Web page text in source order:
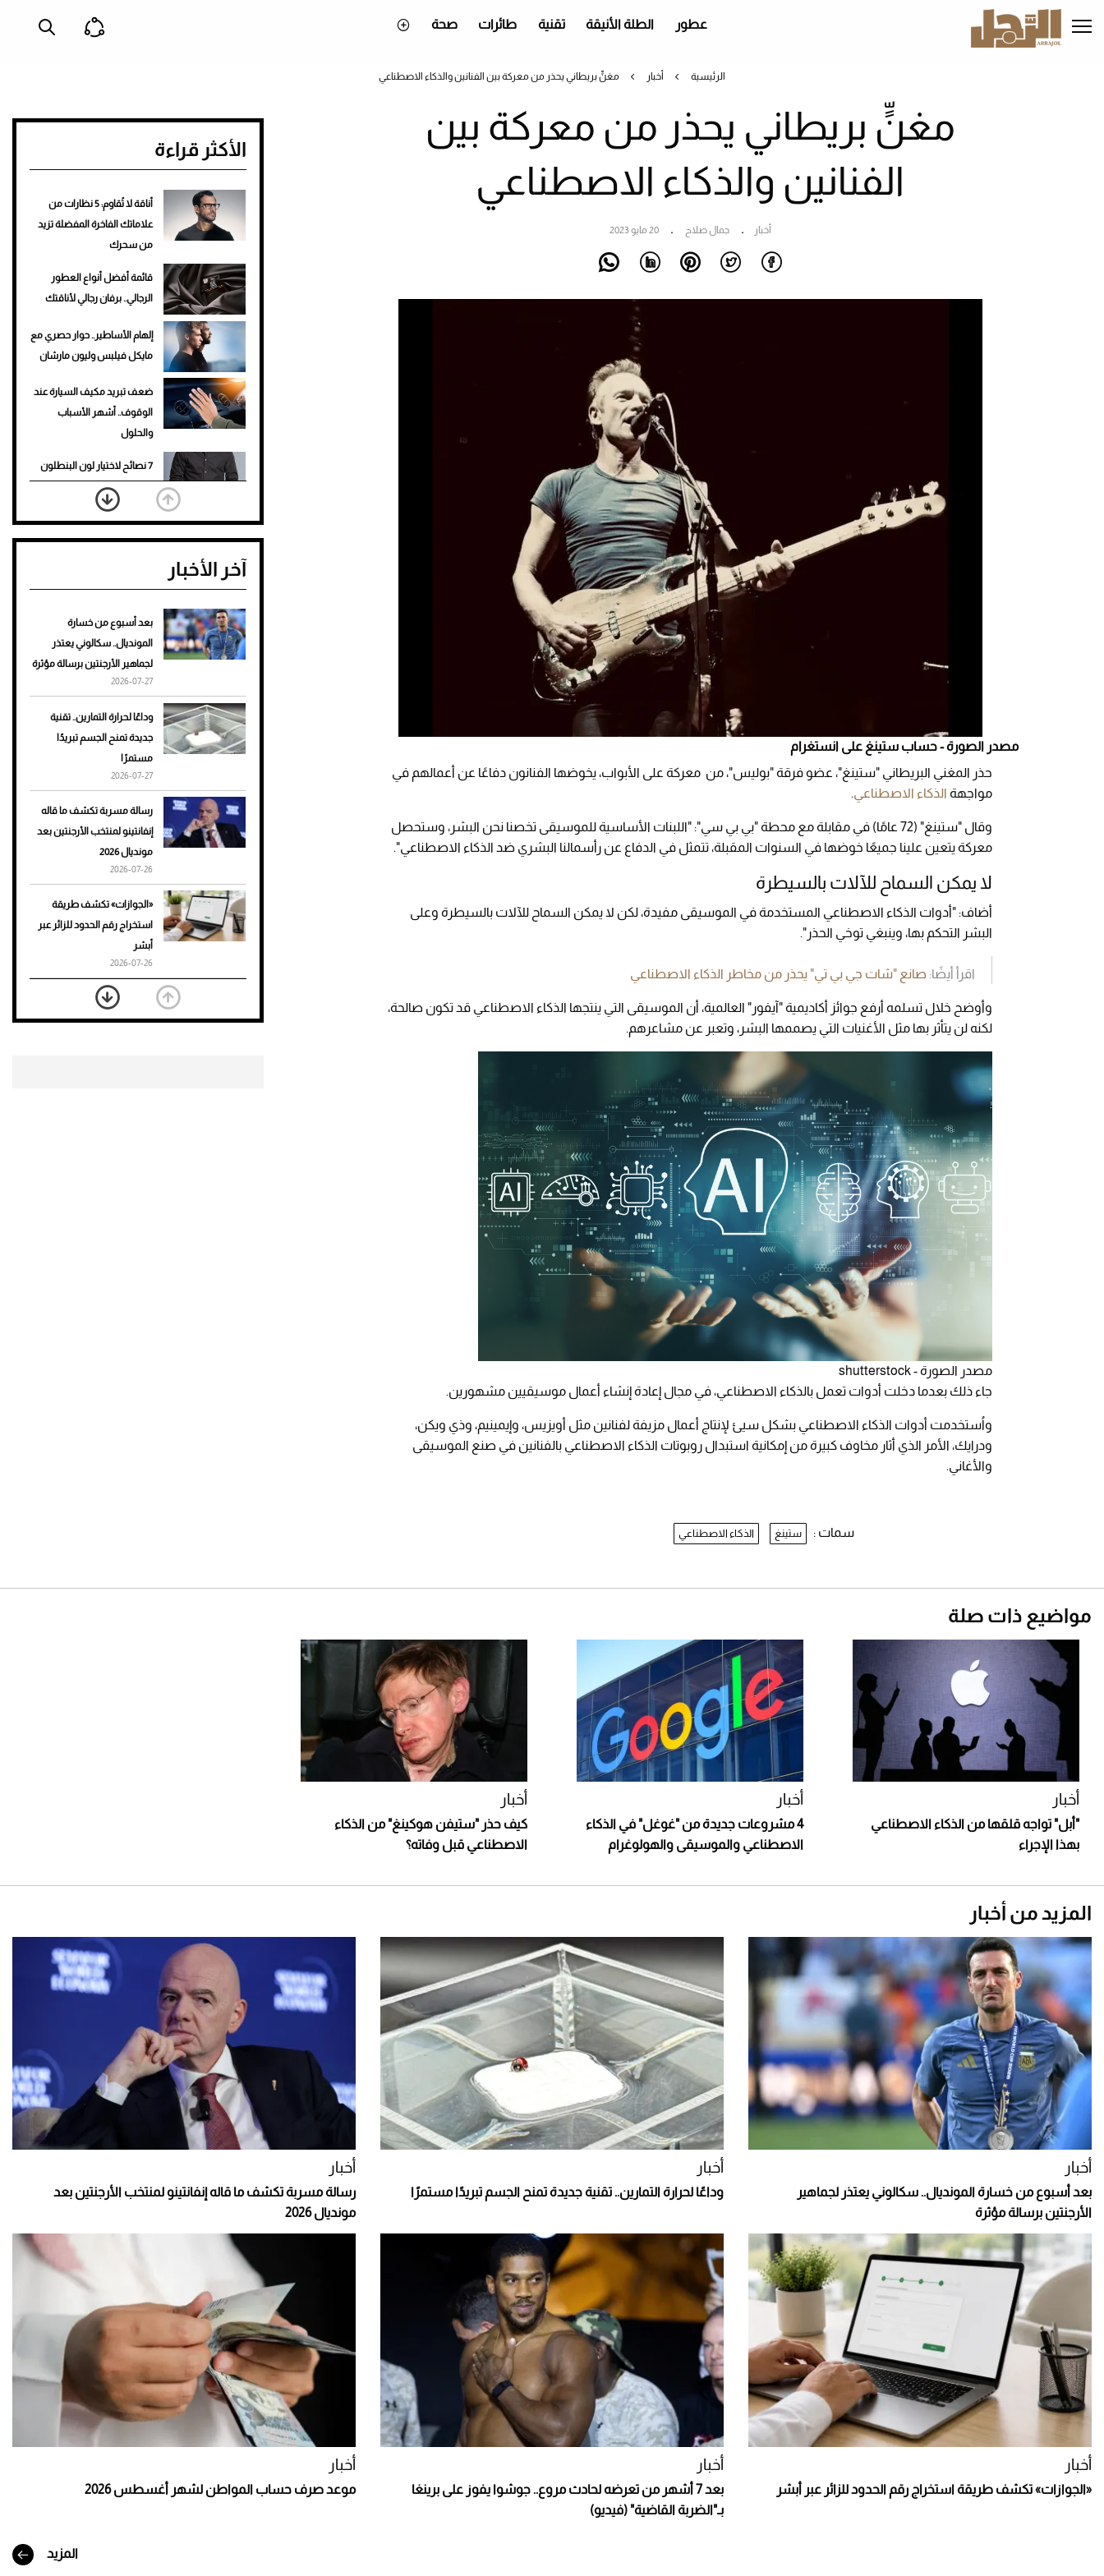
إلى
المحتوى
عطور الطلة الأنيقة تقنية طائرات صحة
الرئيسية أخبار مغنٍّ بريطاني يحذر من معركة بين الفنانين والذكاء الاصطناعي
مغنٍّ بريطاني يحذر من معركة بين
الفنانين والذكاء الاصطناعي
أخبار جمال صلاح 20 مايو 2023
مصدر الصورة - حساب ستينغ على انستغرام
حذر المغني البريطاني "ستينغ"، عضو فرقة "بوليس"، من معركة على الأبواب، يخوضها الفنانون دفاعًا عن أعمالهم في
مواجهة الذكاء الاصطناعي.
وقال "ستينغ" (72 عامًا) في مقابلة مع محطة "بي بي سي": "اللبنات الأساسية للموسيقى تخصنا نحن البشر، وستحصل
معركة يتعين علينا جميعًا خوضها في السنوات المقبلة، تتمثل في الدفاع عن رأسمالنا البشري ضد الذكاء الاصطناعي".
لا يمكن السماح للآلات بالسيطرة
أضاف: "أدوات الذكاء الاصطناعي المستخدمة في الموسيقى مفيدة، لكن لا يمكن السماح للآلات بالسيطرة وعلى
البشر التحكم بها، وينبغي توخي الحذر".
اقرأ أيضًا: صانع "شات جي بي تي" يحذر من مخاطر الذكاء الاصطناعي
وأوضح خلال تسلمه أرفع جوائز أكاديمية "آيفور" العالمية، أن الموسيقى التي ينتجها الذكاء الاصطناعي قد تكون صالحة،
لكنه لن يتأثر بها مثل الأغنيات التي يصممها البشر، وتعبر عن مشاعرهم.
مصدر الصورة - shutterstock
جاء ذلك بعدما دخلت أدوات تعمل بالذكاء الاصطناعي، في مجال إعادة إنشاء أعمال موسيقيين مشهورين.
واُستخدمت أدوات الذكاء الاصطناعي بشكل سيئ لإنتاج أعمال مزيفة لفنانين مثل أويزيس، وإيمينيم، وذي ويكن،
ودرايك، الأمر الذي أثار مخاوف كبيرة من إمكانية استبدال روبوتات الذكاء الاصطناعي بالفنانين في صنع الموسيقى
والأغاني.
الأكثر قراءة
أناقة لا تُقاوم: 5 نظارات من
علاماتك الفاخرة المفضلة تزيد
من سحرك
قائمة أفضل أنواع العطور
الرجالي.. برفان رجالي لأناقتك
إلهام الأساطير.. حوار حصري مع
مايكل فيلبس وليون مارشان
ضعف تبريد مكيف السيارة عند
الوقوف.. أشهر الأسباب
والحلول
7 نصائح لاختيار لون البنطلون
المناسب للقميص الأسود
نرى المستقبل من خلال
تصميماتنا.. كيف حجزت 1886
تمنحك فخامة استثنائية
هوى الأبطال
أفضل تدريج للشعر الطويل
لإطلالة جريئة وعصرية
للرجال
آخر الأخبار
بعد أسبوع من خسارة
المونديال.. سكالوني يعتذر
لجماهير الأرجنتين برسالة مؤثرة
2026-07-27
وداعًا لحرارة التمارين.. تقنية
جديدة تمنح الجسم تبريدًا
مستمرًا
2026-07-27
رسالة مسربة تكشف ما قاله
إنفانتينو لمنتخب الأرجنتين بعد
مونديال 2026
2026-07-26
«الجوازات» تكشف طريقة
استخراج رقم الحدود للزائر عبر
أبشر
2026-07-26
بعد 7 أشهر من تعرضه لحادث
مروع.. جوشوا يفوز على برينغا
سمات : ستينغ الذكاء الاصطناعي
مواضيع ذات صلة
أخبار
"أبل" تواجه قلقها من الذكاء الاصطناعي
بهذا الإجراء
أخبار
4 مشروعات جديدة من "غوغل" في الذكاء
الاصطناعي والموسيقى والهولوغرام
أخبار
كيف حذر "ستيفن هوكينغ" من الذكاء
الاصطناعي قبل وفاته؟
المزيد من أخبار
أخبار
بعد أسبوع من خسارة المونديال.. سكالوني يعتذر لجماهير
الأرجنتين برسالة مؤثرة
أخبار
وداعًا لحرارة التمارين.. تقنية جديدة تمنح الجسم تبريدًا مستمرًا
أخبار
رسالة مسربة تكشف ما قاله إنفانتينو لمنتخب الأرجنتين بعد
مونديال 2026
أخبار
«الجوازات» تكشف طريقة استخراج رقم الحدود للزائر عبر أبشر
أخبار
بعد 7 أشهر من تعرضه لحادث مروع.. جوشوا يفوز على برينغا
بـ"الضربة القاضية" (فيديو)
أخبار
موعد صرف حساب المواطن لشهر أغسطس 2026
المزيد